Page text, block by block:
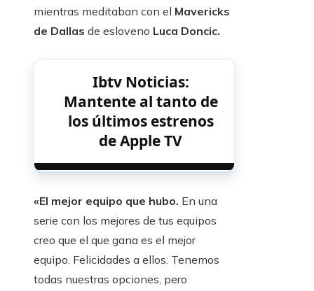
mientras meditaban con el Mavericks
de Dallas de esloveno Luca Doncic.
Ibtv Noticias:
Mantente al tanto de
los últimos estrenos
de Apple TV
«El mejor equipo que hubo. En una
serie con los mejores de tus equipos
creo que el que gana es el mejor
equipo. Felicidades a ellos. Tenemos
todas nuestras opciones, pero